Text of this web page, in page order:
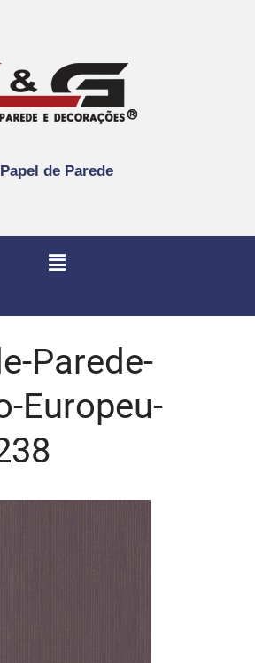
Papel de Parede
Parede-
Europeu-